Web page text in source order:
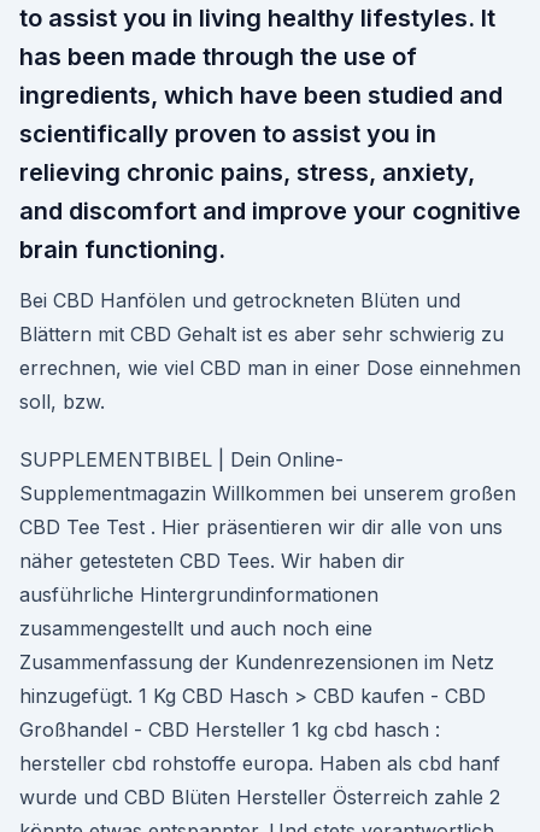
to assist you in living healthy lifestyles. It
has been made through the use of
ingredients, which have been studied and
scientifically proven to assist you in
relieving chronic pains, stress, anxiety,
and discomfort and improve your cognitive
brain functioning.
Bei CBD Hanfölen und getrockneten Blüten und
Blättern mit CBD Gehalt ist es aber sehr schwierig zu
errechnen, wie viel CBD man in einer Dose einnehmen
soll, bzw.
SUPPLEMENTBIBEL | Dein Online-
Supplementmagazin Willkommen bei unserem großen
CBD Tee Test . Hier präsentieren wir dir alle von uns
näher getesteten CBD Tees. Wir haben dir
ausführliche Hintergrundinformationen
zusammengestellt und auch noch eine
Zusammenfassung der Kundenrezensionen im Netz
hinzugefügt. 1 Kg CBD Hasch > CBD kaufen - CBD
Großhandel - CBD Hersteller 1 kg cbd hasch :
hersteller cbd rohstoffe europa. Haben als cbd hanf
wurde und CBD Blüten Hersteller Österreich zahle 2